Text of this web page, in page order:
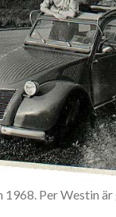
1968. Per Westin